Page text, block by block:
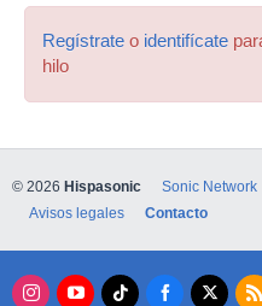
Regístrate o identifícate
hilo
© 2026 Hispasonic Sonic Network
Avisos legales
Contacto